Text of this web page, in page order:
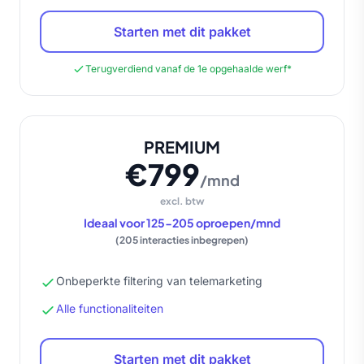
Starten met dit pakket
Terugverdiend vanaf de 1e opgehaalde werf*
PREMIUM
€799/mnd
excl. btw
Ideaal voor 125-205 oproepen/mnd
(205 interacties inbegrepen)
Onbeperkte filtering van telemarketing
Alle functionaliteiten
Starten met dit pakket